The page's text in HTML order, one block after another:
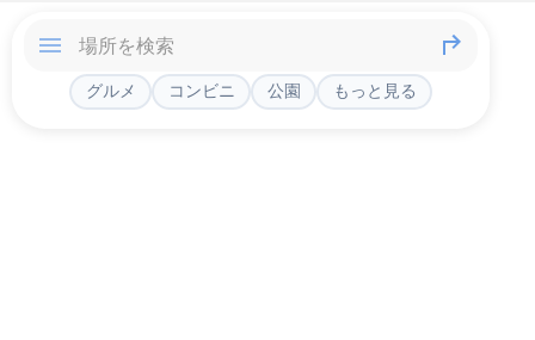
グルメ コンビニ 公園 もっと見る